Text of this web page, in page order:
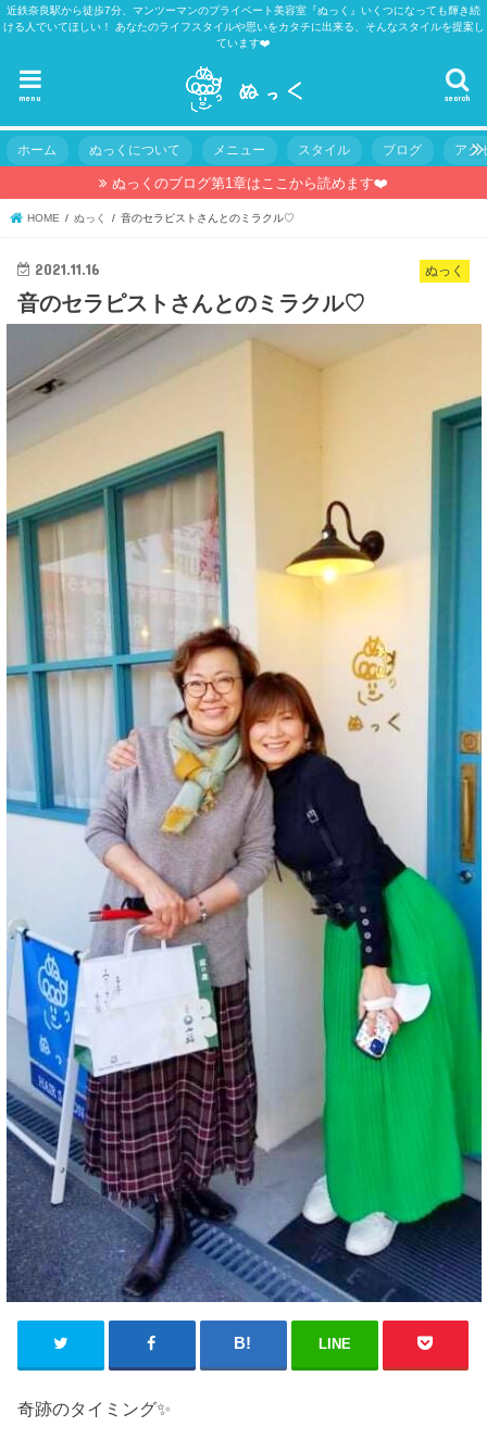
近鉄奈良駅から徒歩7分、マンツーマンのプライベート美容室『ぬっく』いくつになっても輝き続
ける人でいてほしい！ あなたのライフスタイルや思いをカタチに出来る、そんなスタイルを提案し
ています❤️
search
menu
ホーム ぬっくについて メニュー スタイル ブログ アク
ぬっくのブログ第1章はここから読めます❤️
HOME ぬっく 音のセラピストさんとのミラクル♡
ぬっく
2021.11.16
音のセラピストさんとのミラクル♡
LINE
奇跡のタイミング✨